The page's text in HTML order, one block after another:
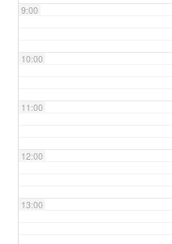
9:00
10:00
11:00
12:00
13:00